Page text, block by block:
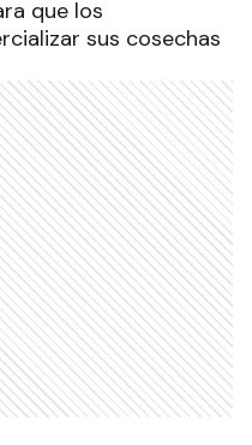
que los
sus cosechas